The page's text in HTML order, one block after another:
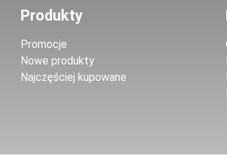
Produkty
Promocje
Nowe produkty
Najczęściej kupowane